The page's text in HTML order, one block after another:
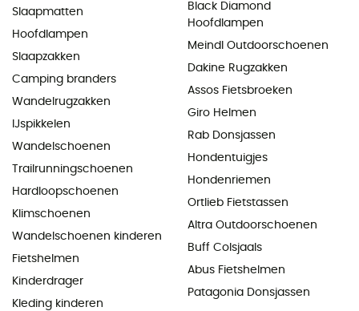
Slaapmatten
Hoofdlampen
Slaapzakken
Camping branders
Wandelrugzakken
IJspikkelen
Wandelschoenen
Trailrunningschoenen
Hardloopschoenen
Klimschoenen
Wandelschoenen kinderen
Fietshelmen
Kinderdrager
Kleding kinderen
Black Diamond
Hoofdlampen
Meindl Outdoorschoenen
Dakine Rugzakken
Assos Fietsbroeken
Giro Helmen
Rab Donsjassen
Hondentuigjes
Hondenriemen
Ortlieb Fietstassen
Altra Outdoorschoenen
Buff Colsjaals
Abus Fietshelmen
Patagonia Donsjassen